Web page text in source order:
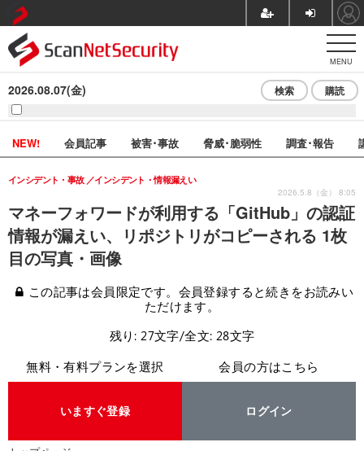
MENU
2026.08.07(金) 検索 購読
NEW! 会員記事 被害･事故 脅威･脆弱性 調査･報告
マネーフォワードが利用する「GitHub」の認証
情報が漏えい、リポジトリがコピーされる 1枚
目の写真・画像
インシデント・事故 インシデント・情報漏えい
2026.5.8（金） 8:05
この記事は会員限定です。会員登録すると続きをお読みい
ただけます。
残り: 27文字/全文: 28文字
無料・有料プランを選択
いますぐ登録
会員の方はこちら
ログイン